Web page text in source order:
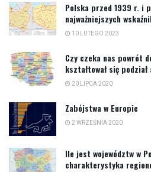
Polska przed 1939 r. i
najważniejszych
10 LUTEGO 2023
Czy czeka nas powrót
kształtował się
20 LIPCA 2020
Zabójstwa w Europie
2 WRZEŚNIA 2020
Ile jest województw w
charakterystyka